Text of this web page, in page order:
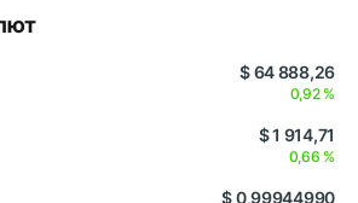
$ 64 888,26
0,92 %
$ 1 914,71
0,66 %
$ 0,99944990